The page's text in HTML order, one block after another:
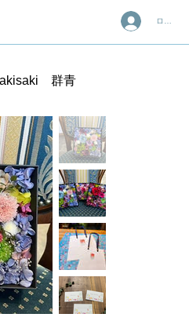
ログイン
群青